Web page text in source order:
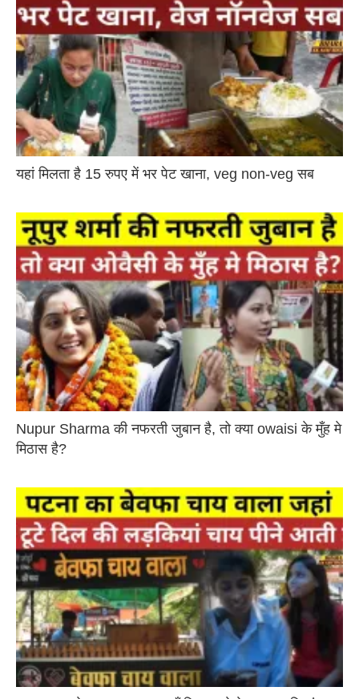
यहां मिलता है 15 रुपए में भर पेट खाना, veg non-veg सब
Nupur Sharma की नफरती जुबान है, तो क्या owaisi के मुँह मे
मिठास है?